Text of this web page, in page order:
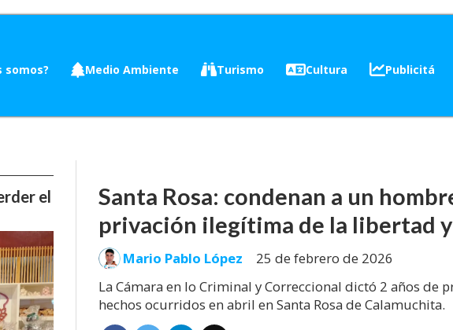
somos? Medio Ambiente Turismo Cultura Publicitá
Santa Rosa: condenan a un
privación ilegítima de la libertad
La Cámara en lo Criminal y Correccional dictó 2 años de
hechos ocurridos en abril en Santa Rosa de Calamuchita.
25 de febrero de 2026
Mario Pablo López
el